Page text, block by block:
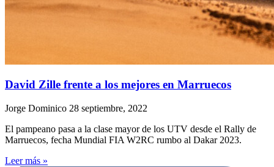
David Zille frente a los mejores en Marruecos
Jorge Dominico 28 septiembre, 2022
El pampeano pasa a la clase mayor de los UTV desde el Rally de
Marruecos, fecha Mundial FIA W2RC rumbo al Dakar 2023.
Leer más »